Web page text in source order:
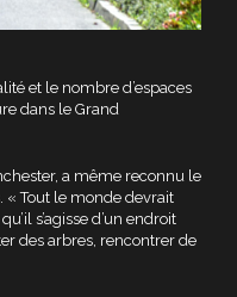
et le nombre d’espaces
dans le Grand
a même reconnu le
« Tout le monde devrait
s’agisse d’un endroit
des arbres, rencontrer de